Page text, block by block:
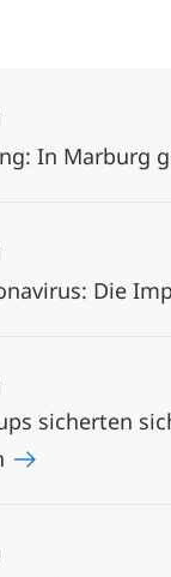
In Marburg
Die
sicherten